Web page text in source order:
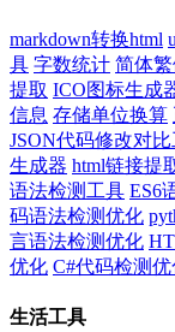
markdown转换html
具 字数统计 简体
提取 ICO图标生成
信息 存储单位换算
JSON代码修改对
生成器 html链接提
语法检测工具 ES6
码语法检测优化
言语法检测优化
优化 C#代码检测优
生活工具